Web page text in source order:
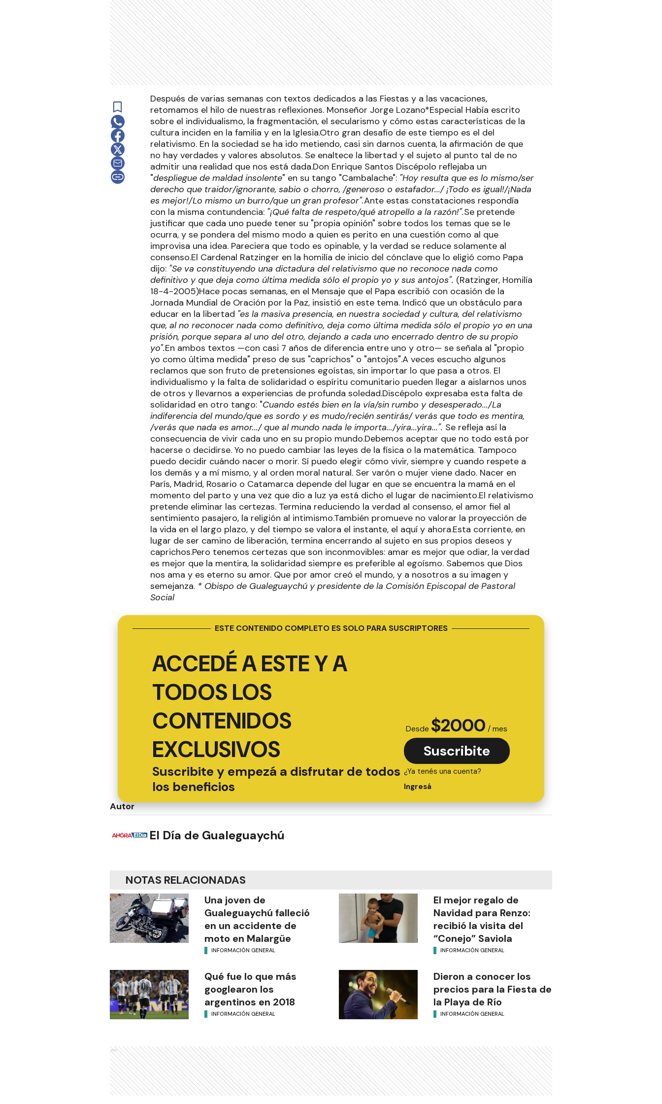
Después de varias semanas con textos dedicados a las Fiestas y a las vacaciones,
retomamos el hilo de nuestras reflexiones. Monseñor Jorge Lozano*Especial Había escrito
sobre el individualismo, la fragmentación, el secularismo y cómo estas características de la
cultura inciden en la familia y en la Iglesia.Otro gran desafío de este tiempo es el del
relativismo. En la sociedad se ha ido metiendo, casi sin darnos cuenta, la afirmación de que
no hay verdades y valores absolutos. Se enaltece la libertad y el sujeto al punto tal de no
admitir una realidad que nos está dada.Don Enrique Santos Discépolo reflejaba un
"despliegue de maldad insolente" en su tango "Cambalache": "Hoy resulta que es lo mismo/ser
derecho que traidor/ignorante, sabio o chorro, /generoso o estafador.../ ¡Todo es igual!/¡Nada
es mejor!/Lo mismo un burro/que un gran profesor".Ante estas constataciones respondía
con la misma contundencia: "¡Qué falta de respeto/qué atropello a la razón!".Se pretende
justificar que cada uno puede tener su "propia opinión" sobre todos los temas que se le
ocurra, y se pondera del mismo modo a quien es perito en una cuestión como al que
improvisa una idea. Pareciera que todo es opinable, y la verdad se reduce solamente al
consenso.El Cardenal Ratzinger en la homilía de inicio del cónclave que lo eligió como Papa
dijo: "Se va constituyendo una dictadura del relativismo que no reconoce nada como
definitivo y que deja como última medida sólo el propio yo y sus antojos". (Ratzinger, Homilía
18-4-2005)Hace pocas semanas, en el Mensaje que el Papa escribió con ocasión de la
Jornada Mundial de Oración por la Paz, insistió en este tema. Indicó que un obstáculo para
educar en la libertad "es la masiva presencia, en nuestra sociedad y cultura, del relativismo
que, al no reconocer nada como definitivo, deja como última medida sólo el propio yo en una
prisión, porque separa al uno del otro, dejando a cada uno encerrado dentro de su propio
yo".En ambos textos —con casi 7 años de diferencia entre uno y otro— se señala al "propio
yo como última medida" preso de sus "caprichos" o "antojos".A veces escucho algunos
reclamos que son fruto de pretensiones egoístas, sin importar lo que pasa a otros. El
individualismo y la falta de solidaridad o espíritu comunitario pueden llegar a aislarnos unos
de otros y llevarnos a experiencias de profunda soledad.Discépolo expresaba esta falta de
solidaridad en otro tango: "Cuando estés bien en la vía/sin rumbo y desesperado.../La
indiferencia del mundo/que es sordo y es mudo/recién sentirás/ verás que todo es mentira,
/verás que nada es amor.../ que al mundo nada le importa.../yira...yira...". Se refleja así la
consecuencia de vivir cada uno en su propio mundo.Debemos aceptar que no todo está por
hacerse o decidirse. Yo no puedo cambiar las leyes de la física o la matemática. Tampoco
puedo decidir cuándo nacer o morir. Sí puedo elegir cómo vivir, siempre y cuando respete a
los demás y a mí mismo, y al orden moral natural. Ser varón o mujer viene dado. Nacer en
París, Madrid, Rosario o Catamarca depende del lugar en que se encuentra la mamá en el
momento del parto y una vez que dio a luz ya está dicho el lugar de nacimiento.El relativismo
pretende eliminar las certezas. Termina reduciendo la verdad al consenso, el amor fiel al
sentimiento pasajero, la religión al intimismo.También promueve no valorar la proyección de
la vida en el largo plazo, y del tiempo se valora el instante, el aquí y ahora.Esta corriente, en
lugar de ser camino de liberación, termina encerrando al sujeto en sus propios deseos y
caprichos.Pero tenemos certezas que son inconmovibles: amar es mejor que odiar, la verdad
es mejor que la mentira, la solidaridad siempre es preferible al egoísmo. Sabemos que Dios
nos ama y es eterno su amor. Que por amor creó el mundo, y a nosotros a su imagen y
semejanza. * Obispo de Gualeguaychú y presidente de la Comisión Episcopal de Pastoral
Social
ESTE CONTENIDO COMPLETO ES SOLO PARA SUSCRIPTORES
ACCEDÉ A ESTE Y A
TODOS LOS
CONTENIDOS
EXCLUSIVOS
Suscribite y empezá a disfrutar de todos
los beneficios
Desde $2000 / mes
Suscribite
¿Ya tenés una cuenta?
Ingresá
Autor
El Día de Gualeguaychú
NOTAS RELACIONADAS
Una joven de
Gualeguaychú falleció
en un accidente de
moto en Malargüe
INFORMACIÓN GENERAL
El mejor regalo de
Navidad para Renzo:
recibió la visita del
“Conejo” Saviola
INFORMACIÓN GENERAL
Qué fue lo que más
googlearon los
argentinos en 2018
INFORMACIÓN GENERAL
Dieron a conocer los
precios para la Fiesta de
la Playa de Río
INFORMACIÓN GENERAL
Ads